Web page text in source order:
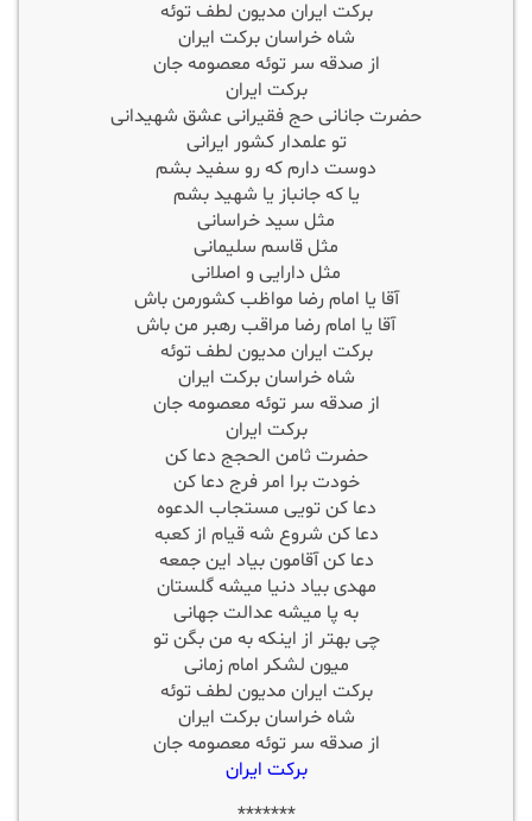
برکت ایران مدیون لطف توئه
شاه خراسان برکت ایران
از صدقه سر توئه معصومه جان
برکت ایران
حضرت جانانی حج فقیرانی عشق شهیدانی
تو علمدار کشور ایرانی
دوست دارم که رو سفید بشم
یا که جانباز یا شهید بشم
مثل سید خراسانی
مثل قاسم سلیمانی
مثل دارایی و اصلانی
آقا یا امام رضا مواظب کشورمن باش
آقا یا امام رضا مراقب رهبر من باش
برکت ایران مدیون لطف توئه
شاه خراسان برکت ایران
از صدقه سر توئه معصومه جان
برکت ایران
حضرت ثامن الحجج دعا کن
خودت برا امر فرج دعا کن
دعا کن تویی مستجاب الدعوه
دعا کن شروع شه قیام از کعبه
دعا کن آقامون بیاد این جمعه
مهدی بیاد دنیا میشه گلستان
به پا میشه عدالت جهانی
چی بهتر از اینکه به من بگن تو
میون لشکر امام زمانی
برکت ایران مدیون لطف توئه
شاه خراسان برکت ایران
از صدقه سر توئه معصومه جان
برکت ایران
*******